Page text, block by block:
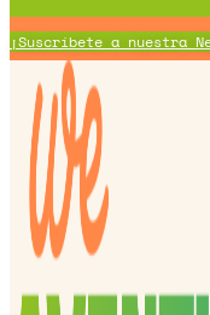
¡Suscríbete a nuestra